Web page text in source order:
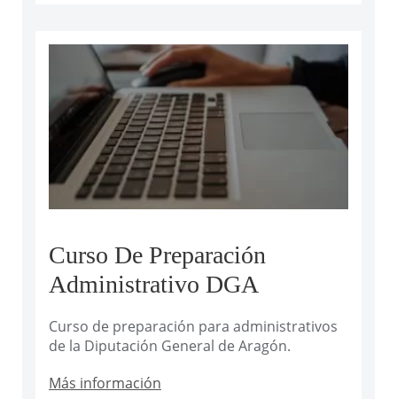
Curso De Preparación
Administrativo DGA
Curso de preparación para administrativos
de la Diputación General de Aragón.
Más información